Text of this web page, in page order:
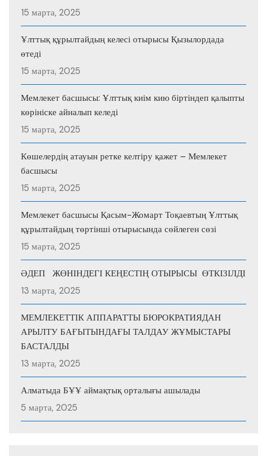
15 марта, 2025
Ұлттық құрылтайдың келесі отырысы Қызылордада
өтеді
15 марта, 2025
Мемлекет басшысы: Ұлттық киім кию біртіндеп қалыпты
көрініске айналып келеді
15 марта, 2025
Көшелердің атауын ретке келтіру қажет – Мемлекет
басшысы
15 марта, 2025
Мемлекет басшысы Қасым-Жомарт Тоқаевтың Ұлттық
құрылтайдың төртінші отырысында сөйлеген сөзі
15 марта, 2025
ӘДЕП ЖӨНІНДЕГІ КЕҢЕСТІҢ ОТЫРЫСЫ ӨТКІЗІЛДІ
13 марта, 2025
МЕМЛЕКЕТТІК АППАРАТТЫ БЮРОКРАТИЯДАН
АРЫЛТУ БАҒЫТЫНДАҒЫ ТАЛДАУ ЖҰМЫСТАРЫ
БАСТАЛДЫ
13 марта, 2025
Алматыда БҰҰ аймақтық орталығы ашылады
5 марта, 2025